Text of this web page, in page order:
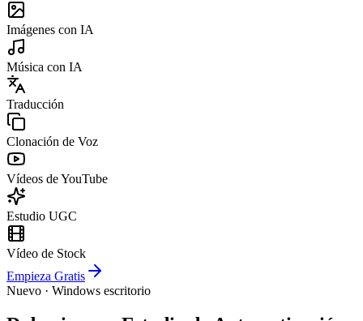
Imágenes con IA
Música con IA
Traducción
Clonación de Voz
Vídeos de YouTube
Estudio UGC
Vídeo de Stock
Empieza Gratis
Nuevo · Windows escritorio